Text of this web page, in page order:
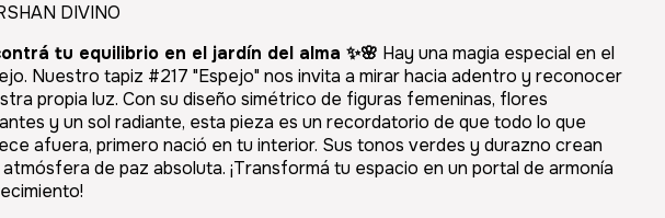
DIVINO
tu equilibrio en el jardín del alma ✨🌸 Hay una magia especial en el
Nuestro tapiz #217 "Espejo" nos invita a mirar hacia adentro y reconocer
propia luz. Con su diseño simétrico de figuras femeninas, flores
y un sol radiante, esta pieza es un recordatorio de que todo lo que
afuera, primero nació en tu interior. Sus tonos verdes y durazno crean
atmósfera de paz absoluta. ¡Transformá tu espacio en un portal de armonía